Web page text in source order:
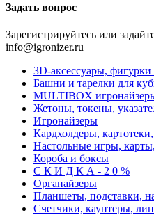
Задать вопрос
Зарегистрируйтесь или
info@igronizer.ru
3D-аксессуары,
Башни и тарелки для
MULTIBOX
Жетоны, токены,
Игронайзеры
Кардхолдеры,
Настольные игры,
Короба и боксы
С К И Д К А - 2 0 %
Органайзеры
Планшеты, подставки,
Счетчики, каунтеры,